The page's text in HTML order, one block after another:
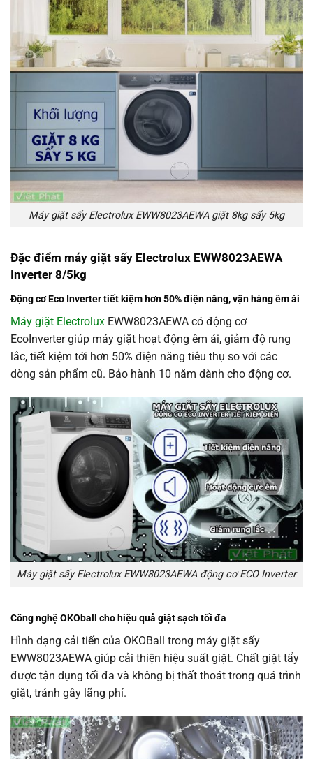
Máy giặt sấy Electrolux EWW8023AEWA giặt 8kg sấy 5kg
Đặc điểm máy giặt sấy Electrolux EWW8023AEWA
Inverter 8/5kg
Động cơ Eco Inverter tiết kiệm hơn 50% điện năng, vận hàng êm ái
Máy giặt Electrolux EWW8023AEWA có động cơ
EcoInverter giúp máy giặt hoạt động êm ái, giảm độ rung
lắc, tiết kiệm tới hơn 50% điện năng tiêu thụ so với các
dòng sản phẩm cũ. Bảo hành 10 năm dành cho động cơ.
Máy giặt sấy Electrolux EWW8023AEWA động cơ ECO Inverter
Công nghệ OKOball cho hiệu quả giặt sạch tối đa
Hình dạng cải tiến của OKOBall trong máy giặt sấy
EWW8023AEWA giúp cải thiện hiệu suất giặt. Chất giặt tẩy
được tận dụng tối đa và không bị thất thoát trong quá trình
giặt, tránh gây lãng phí.